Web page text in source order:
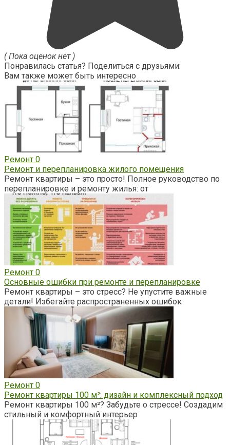
( Пока оценок нет )
Понравилась статья? Поделиться с друзьями:
Вам также может быть интересно
Ремонт 0
Ремонт и перепланировка жилого помещения
Ремонт квартиры – это просто! Полное руководство по
перепланировке и ремонту жилья: от
Ремонт 0
Основные ошибки при ремонте и перепланировке
Ремонт квартиры – это стресс? Не упустите важные
детали! Избегайте распространенных ошибок
Ремонт 0
Ремонт квартиры 100 м²: дизайн и комплексный подход
Ремонт квартиры 100 м²? Забудьте о стрессе! Создадим
стильный и комфортный интерьер